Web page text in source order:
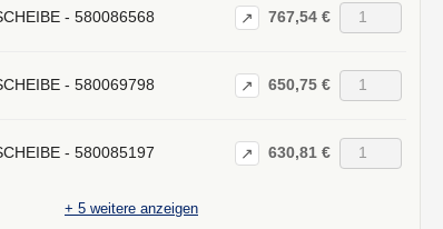
- 580086568 ↗ 767,54 €
- 580069798 ↗ 650,75 €
- 580085197 ↗ 630,81 €
+ 5 weitere anzeigen